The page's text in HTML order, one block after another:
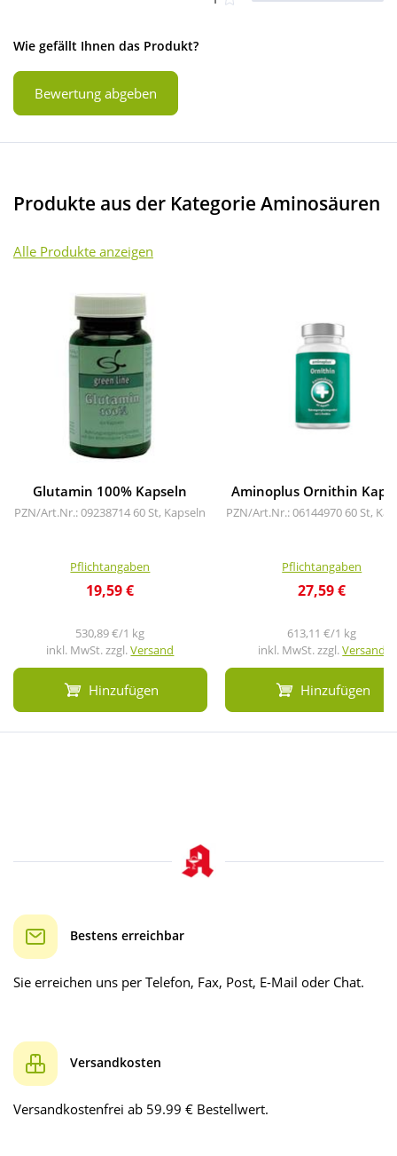
Wie gefällt Ihnen das Produkt?
Bewertung abgeben
Produkte aus der Kategorie Aminosäuren
Alle Produkte anzeigen
Glutamin 100% Kapseln
PZN/Art.Nr.: 09238714 60 St, Kapseln
Pflichtangaben
19,59 €
530,89 €/1 kg
inkl. MwSt. zzgl.Versand
Hinzufügen
Aminoplus Ornithin
PZN/Art.Nr.: 06144970 60 St,
Pflichtangaben
27,59 €
613,11 €/1 kg
inkl. MwSt. zzgl.Versand
Hinzufügen
Bestens erreichbar
Sie erreichen uns per Telefon, Fax, Post, E-Mail oder Chat.
Versandkosten
Versandkostenfrei ab 59.99 € Bestellwert.